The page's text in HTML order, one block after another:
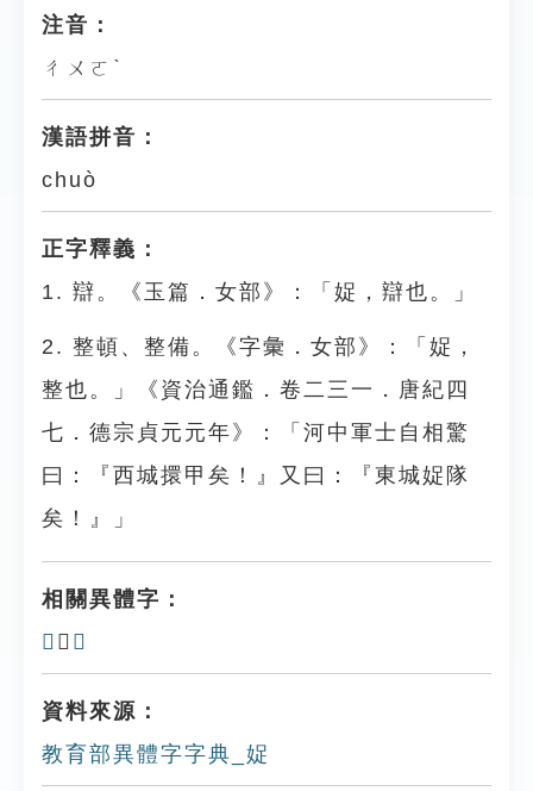
注音：
ㄔㄨㄛˋ
漢語拼音：
chuò
正字釋義：
1. 辯。《玉篇．女部》：「娖，辯也。」
2. 整頓、整備。《字彙．女部》：「娖，
整也。」《資治通鑑．卷二三一．唐紀四
七．德宗貞元元年》：「河中軍士自相驚
曰：『西城擐甲矣！』又曰：『東城娖隊
矣！』」
相關異體字：
𡣒 、 𨃢
資料來源：
教育部異體字字典_娖